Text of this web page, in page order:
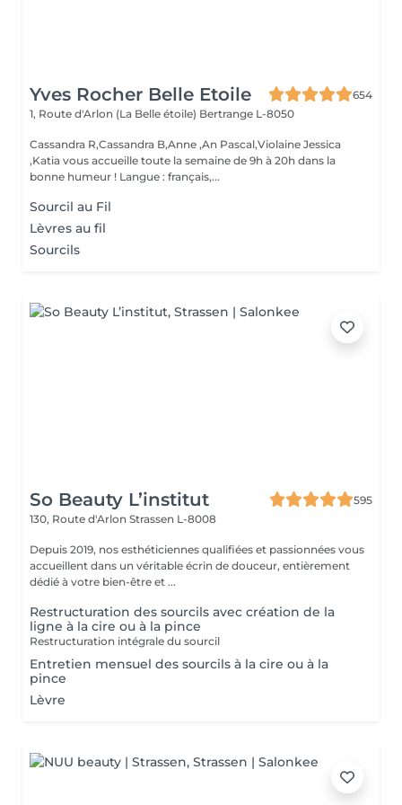
Yves Rocher Belle Etoile
654
1, Route d'Arlon (La Belle étoile) Bertrange L-8050
Cassandra R,Cassandra B,Anne ,An Pascal,Violaine Jessica
,Katia vous accueille toute la semaine de 9h à 20h dans la
bonne humeur ! Langue : français,...
Sourcil au Fil
Lèvres au fil
Sourcils
So Beauty L’institut
595
130, Route d'Arlon Strassen L-8008
Depuis 2019, nos esthéticiennes qualifiées et passionnées vous
accueillent dans un véritable écrin de douceur, entièrement
dédié à votre bien-être et ...
Restructuration des sourcils avec création de la
ligne à la cire ou à la pince
Restructuration intégrale du sourcil
Entretien mensuel des sourcils à la cire ou à la
pince
Lèvre